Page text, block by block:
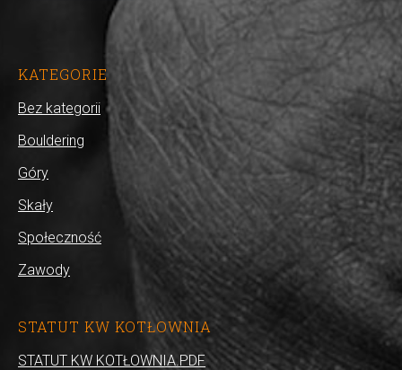
KATEGORIE
Bez kategorii
Bouldering
Góry
Skały
Społeczność
Zawody
STATUT KW KOTŁOWNIA
STATUT KW KOTŁOWNIA.PDF